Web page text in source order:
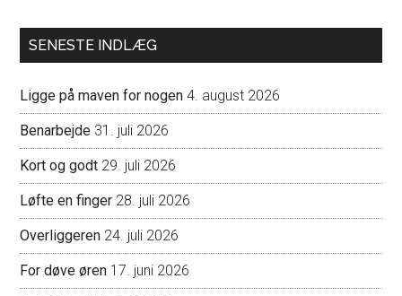
SENESTE INDLÆG
Ligge på maven for nogen 4. august 2026
Benarbejde 31. juli 2026
Kort og godt 29. juli 2026
Løfte en finger 28. juli 2026
Overliggeren 24. juli 2026
For døve øren 17. juni 2026